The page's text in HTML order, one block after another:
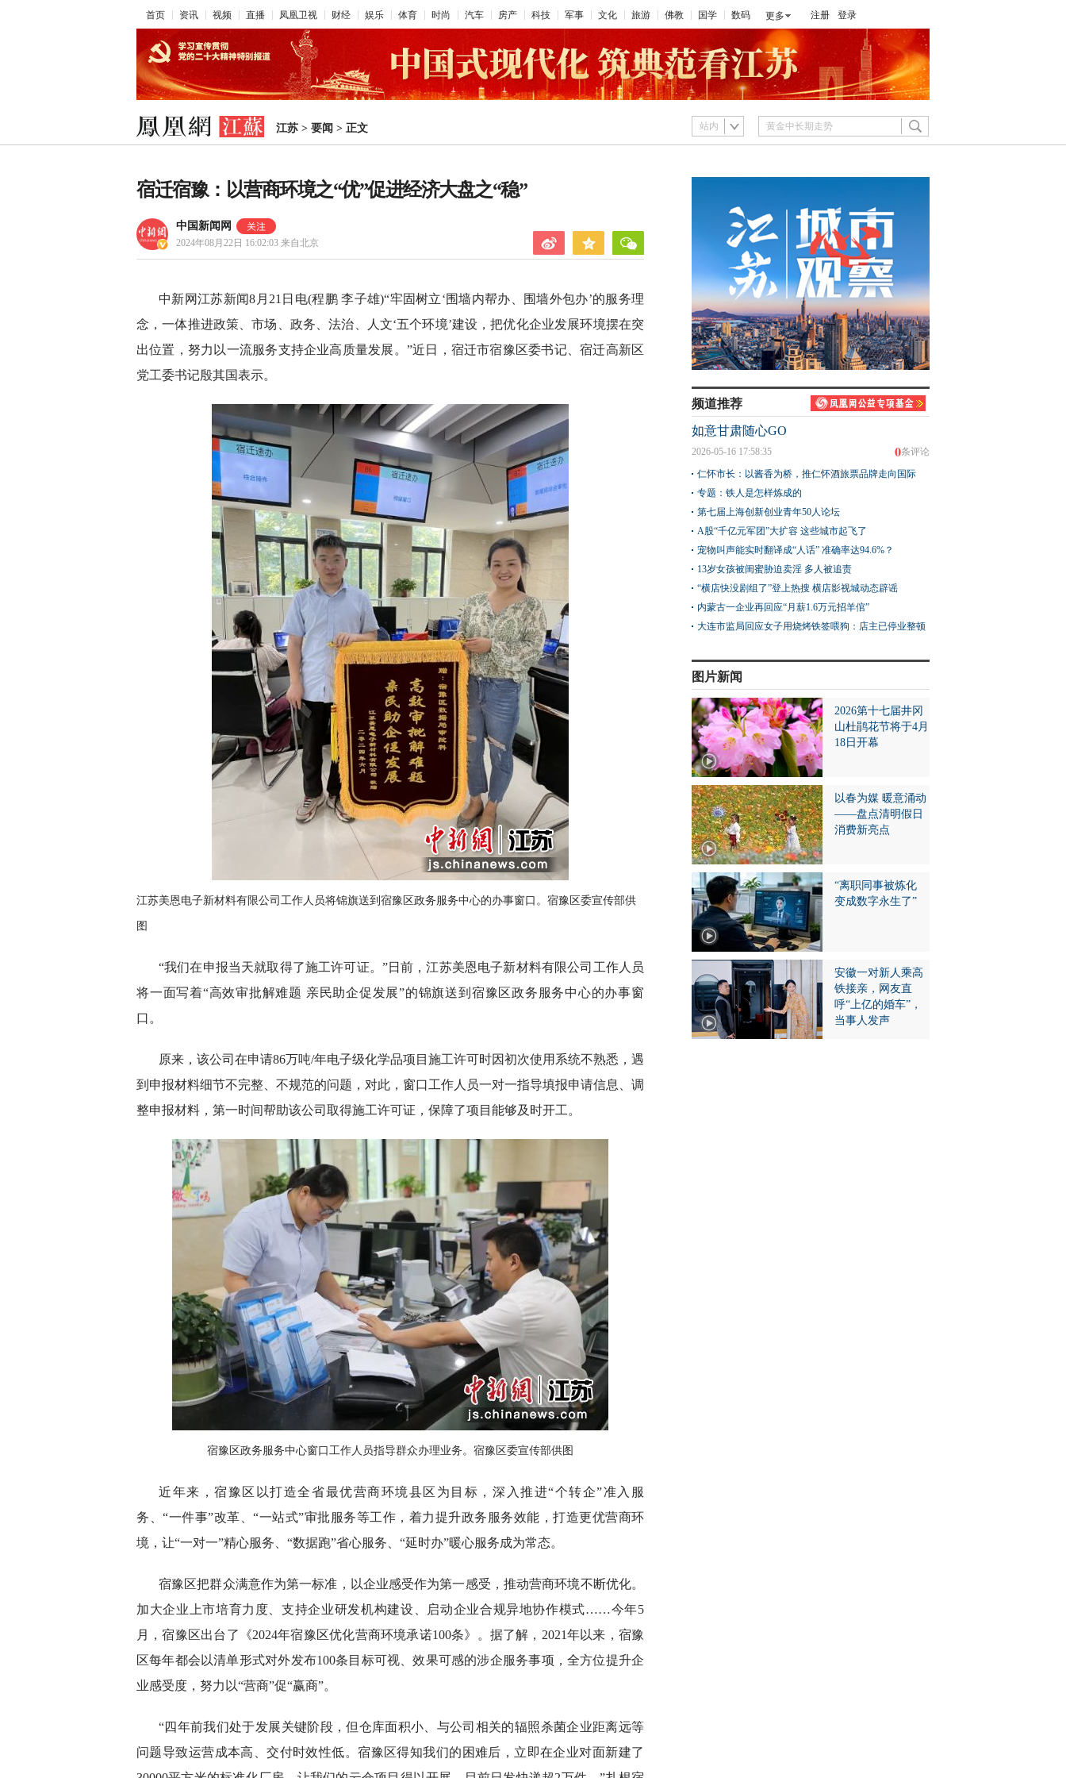
首页 资讯 视频 直播 凤凰卫视 财经 娱乐 体育 时尚 汽车 房产 科技 军事 文化 旅游 佛教 国学 数码 更多 注册 登录
江苏 > 要闻 > 正文 站内
宿迁宿豫：以营商环境之“优”促进经济大盘之“稳”
中国新闻网
2024年08月22日 16:02:03 来自北京
中新网江苏新闻8月21日电(程鹏 李子雄)“牢固树立‘围墙内帮办、围墙外包办’的服务理
念，一体推进政策、市场、政务、法治、人文‘五个环境’建设，把优化企业发展环境摆在突
出位置，努力以一流服务支持企业高质量发展。”近日，宿迁市宿豫区委书记、宿迁高新区
党工委书记殷其国表示。
江苏美恩电子新材料有限公司工作人员将锦旗送到宿豫区政务服务中心的办事窗口。宿豫区委宣传部供
图
“我们在申报当天就取得了施工许可证。”日前，江苏美恩电子新材料有限公司工作人员
将一面写着“高效审批解难题 亲民助企促发展”的锦旗送到宿豫区政务服务中心的办事窗
口。
原来，该公司在申请86万吨/年电子级化学品项目施工许可时因初次使用系统不熟悉，遇
到申报材料细节不完整、不规范的问题，对此，窗口工作人员一对一指导填报申请信息、调
整申报材料，第一时间帮助该公司取得施工许可证，保障了项目能够及时开工。
宿豫区政务服务中心窗口工作人员指导群众办理业务。宿豫区委宣传部供图
近年来，宿豫区以打造全省最优营商环境县区为目标，深入推进“个转企”准入服
务、“一件事”改革、“一站式”审批服务等工作，着力提升政务服务效能，打造更优营商环
境，让“一对一”精心服务、“数据跑”省心服务、“延时办”暖心服务成为常态。
宿豫区把群众满意作为第一标准，以企业感受作为第一感受，推动营商环境不断优化。
加大企业上市培育力度、支持企业研发机构建设、启动企业合规异地协作模式……今年5
月，宿豫区出台了《2024年宿豫区优化营商环境承诺100条》。据了解，2021年以来，宿豫
区每年都会以清单形式对外发布100条目标可视、效果可感的涉企服务事项，全方位提升企
业感受度，努力以“营商”促“赢商”。
“四年前我们处于发展关键阶段，但仓库面积小、与公司相关的辐照杀菌企业距离远等
问题导致运营成本高、交付时效性低。宿豫区得知我们的困难后，立即在企业对面新建了
频道推荐
如意甘肃随心GO
0条评论
2026-05-16 17:58:35
仁怀市长：以酱香为桥，推仁怀酒旅票品牌走向国际
专题：铁人是怎样炼成的
第七届上海创新创业青年50人论坛
A股“千亿元军团”大扩容 这些城市起飞了
宠物叫声能实时翻译成“人话” 准确率达94.6%？
13岁女孩被闺蜜胁迫卖淫 多人被追责
“横店快没剧组了”登上热搜 横店影视城动态辟谣
内蒙古一企业再回应“月薪1.6万元招羊倌”
大连市监局回应女子用烧烤铁签喂狗：店主已停业整顿
图片新闻
2026第十七届井冈
山杜鹃花节将于4月
18日开幕
以春为媒 暖意涌动
——盘点清明假日
消费新亮点
“离职同事被炼化
变成数字永生了”
安徽一对新人乘高
铁接亲，网友直
呼“上亿的婚车”，
当事人发声